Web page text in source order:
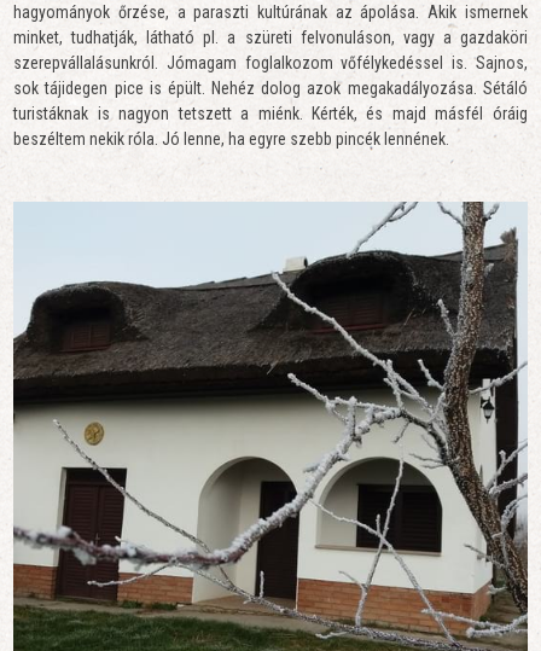
hagyományok őrzése, a paraszti kultúrának az ápolása. Akik ismernek
minket, tudhatják, látható pl. a szüreti felvonuláson, vagy a gazdaköri
szerepvállalásunkról. Jómagam foglalkozom vőfélykedéssel is. Sajnos,
sok tájidegen pice is épült. Nehéz dolog azok megakadályozása. Sétáló
turistáknak is nagyon tetszett a miénk. Kérték, és majd másfél óráig
beszéltem nekik róla. Jó lenne, ha egyre szebb pincék lennének.